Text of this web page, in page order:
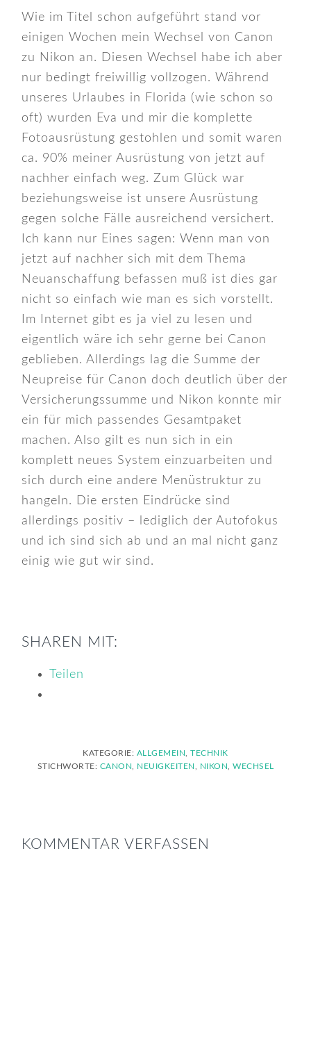
Wie im Titel schon aufgeführt stand vor
einigen Wochen mein Wechsel von Canon
zu Nikon an. Diesen Wechsel habe ich aber
nur bedingt freiwillig vollzogen. Während
unseres Urlaubes in Florida (wie schon so
oft) wurden Eva und mir die komplette
Fotoausrüstung gestohlen und somit waren
ca. 90% meiner Ausrüstung von jetzt auf
nachher einfach weg. Zum Glück war
beziehungsweise ist unsere Ausrüstung
gegen solche Fälle ausreichend versichert.
Ich kann nur Eines sagen: Wenn man von
jetzt auf nachher sich mit dem Thema
Neuanschaffung befassen muß ist dies gar
nicht so einfach wie man es sich vorstellt.
Im Internet gibt es ja viel zu lesen und
eigentlich wäre ich sehr gerne bei Canon
geblieben. Allerdings lag die Summe der
Neupreise für Canon doch deutlich über der
Versicherungssumme und Nikon konnte mir
ein für mich passendes Gesamtpaket
machen. Also gilt es nun sich in ein
komplett neues System einzuarbeiten und
sich durch eine andere Menüstruktur zu
hangeln. Die ersten Eindrücke sind
allerdings positiv – lediglich der Autofokus
und ich sind sich ab und an mal nicht ganz
einig wie gut wir sind.
SHAREN MIT:
Teilen
KATEGORIE: ALLGEMEIN ,TECHNIK
STICHWORTE: CANON NEUIGKEITEN NIKON WECHSEL
KOMMENTAR VERFASSEN